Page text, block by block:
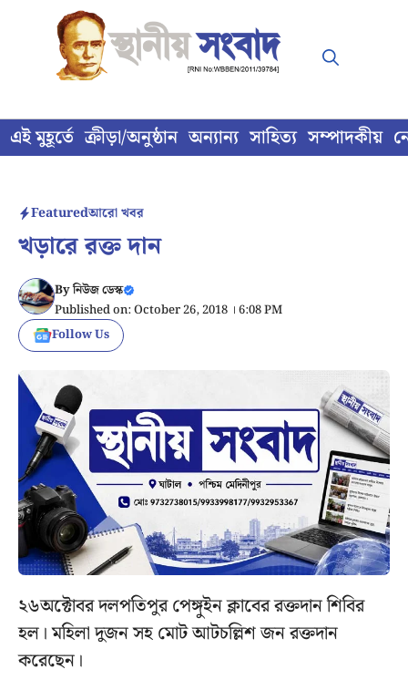
content
এই মুহূর্তে ক্রীড়া/অনুষ্ঠান অন্যান্য সাহিত্য সম্পাদকীয়
Featuredআরো খবর
খড়ারে রক্ত দান
Byনিউজ ডেস্ক
Published on: October 26, 2018 । 6:08 PM
Follow Us
২৬অক্টোবর দলপতিপুর পেঙ্গুইন ক্লাবের রক্তদান শিবির
হল। মহিলা দুজন সহ মোট আটচল্লিশ জন রক্তদান
করেছেন।